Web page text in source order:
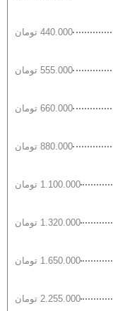
440.000 تومان
555.000 تومان
660.000 تومان
880.000 تومان
1.100.000 تومان
1.320.000 تومان
1.650.000 تومان
2.255.000 تومان